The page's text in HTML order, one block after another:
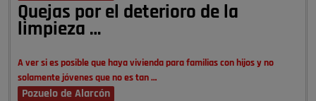
Quejas por el deterioro de la
limpieza …
A ver si es posible que haya vivienda para familias con hijos y no
solamente jóvenes que no es tan …
Pozuelo de Alarcón